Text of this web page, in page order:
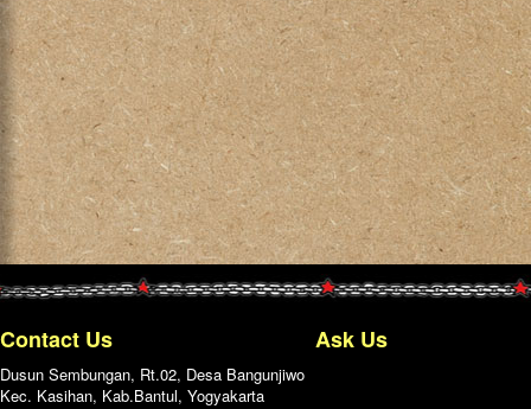
Contact Us
Dusun Sembungan, Rt.02, Desa Bangunjiwo
Kec. Kasihan, Kab.Bantul, Yogyakarta
Ask Us